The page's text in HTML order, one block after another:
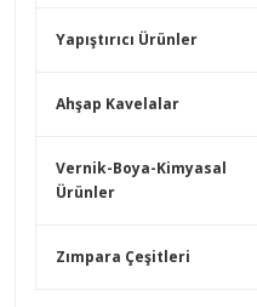
Yapıştırıcı Ürünler
Ahşap Kavelalar
Vernik-Boya-Kimyasal
Ürünler
Zımpara Çeşitleri